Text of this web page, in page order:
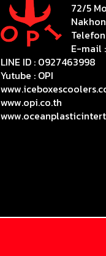
72/5
E-mail
LINE ID : 0927463998
Yutube : OPI
www.opi.co.th